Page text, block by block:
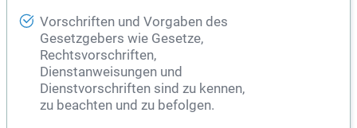
Vorschriften und Vorgaben des
Gesetzgebers wie Gesetze,
Rechtsvorschriften,
Dienstanweisungen und
Dienstvorschriften sind zu kennen,
zu beachten und zu befolgen.